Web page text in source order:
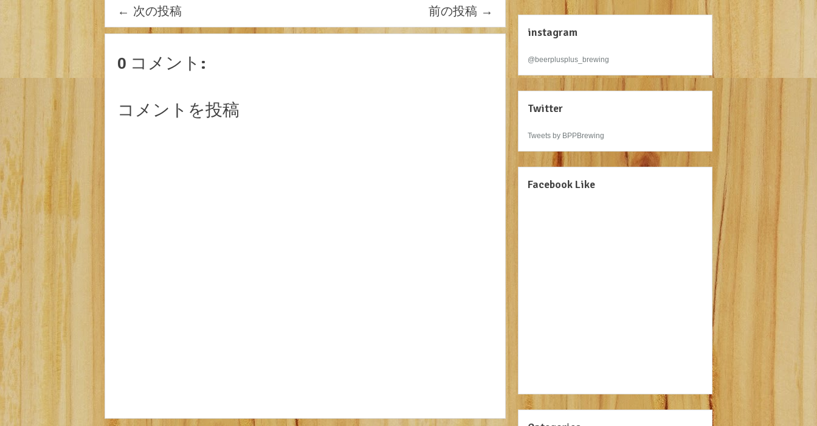
← 次の投稿 前の投稿 →
0 コメント:
コメントを投稿
instagram
@beerplusplus_brewing
Twitter
Tweets by BPPBrewing
Facebook Like